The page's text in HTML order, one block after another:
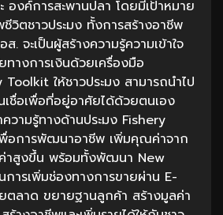
องค์การสะพานปลา โดยมีเป้าหมาย
วิตชาวประมง ทั้งการสร้างอาชีพ
. จะเป็นผู้สร้างความรู้ความเข้าใจ
ทางการเงินด้วยเครื่องมือ
ให้ชาวประมง สามารถนำไป
ชื่อเพื่อที่อยู่อาศัยได้ด้วยตนเอง
วามรู้ทางด้านประมง Fishery
อการพัฒนาอาชีพ เพิ่มคุณค่าจาก
ค่าสูงขึ้น พร้อมทั้งพัฒนา New
ารเพิ่มช่องทางการขายผ่าน E-
ลาด ขยายฐานลูกค้า สร้างมูลค่า